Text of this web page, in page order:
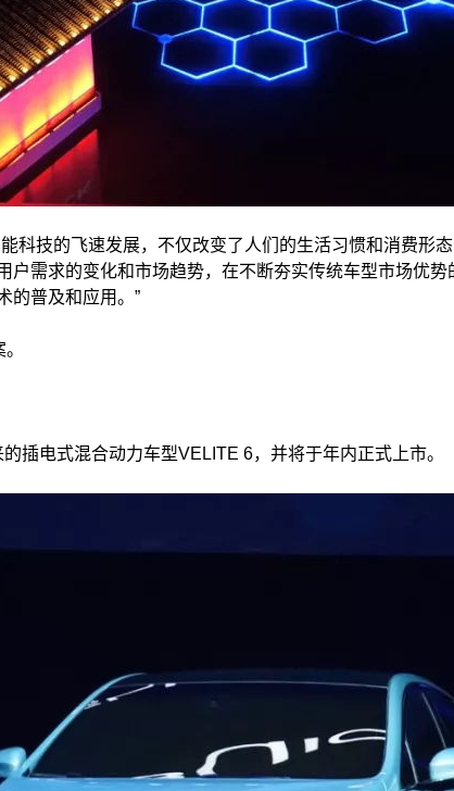
科技的飞速发展，不仅改变了人们的生活习惯和消费形
户需求的变化和市场趋势，在不断夯实传统车型市场优
的普及和应用。”
插电式混合动力车型VELITE 6，并将于年内正式上市。